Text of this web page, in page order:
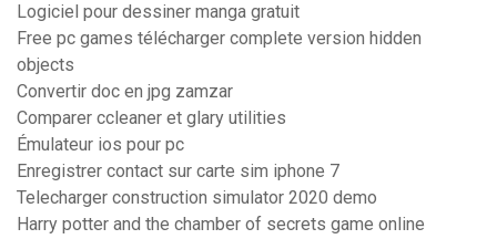
Logiciel pour dessiner manga gratuit
Free pc games télécharger complete version hidden
objects
Convertir doc en jpg zamzar
Comparer ccleaner et glary utilities
Émulateur ios pour pc
Enregistrer contact sur carte sim iphone 7
Telecharger construction simulator 2020 demo
Harry potter and the chamber of secrets game online